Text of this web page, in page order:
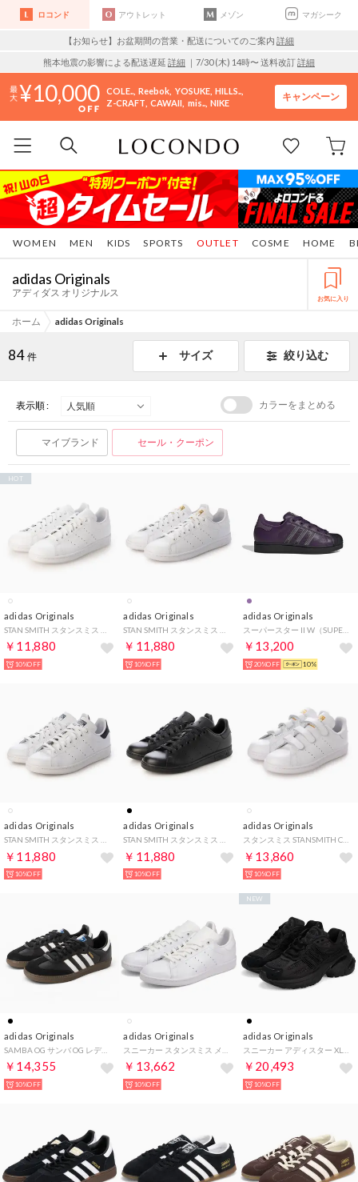
ロコンド アウトレット メゾン マガシーク
【お知らせ】お盆期間の営業・配送についてのご案内 詳細
熊本地震の影響による配送遅延 詳細 ｜7/30 (木) 14時〜 送料改訂詳細
10,000 COLE.. Reebok YOSUKE HILLS..
Z-CRAFT CAWAII mis.. NIKE
キャンペーン
WOMEN MEN KIDS SPORTS COSME HOME
OUTLET
adidas Originals
アディダス オリジナルス お気に入り
ホーム adidas Originals
84 件 サイズ 絞り込む
表示順 : カラーをまとめる
マイブランド セール・クーポン
adidas Originals
￥11,880
HOT
10%OFF
adidas Originals
￥11,880
10%OFF
adidas Originals
スーパースター II W（SUPERSTAR II W） （Aurora Plum / Matte Silver / Ash Purple）
￥13,200
20%OFF 10%
adidas Originals
￥11,880
10%OFF
adidas Originals
￥11,880
10%OFF
adidas Originals
スタンスミス STANSMITH CF ベルクロ スニーカー （WHITE/GOLD）
￥13,860
10%OFF
adidas Originals
￥14,355
10%OFF
adidas Originals
￥13,662
10%OFF
adidas Originals
￥20,493
NEW
10%OFF